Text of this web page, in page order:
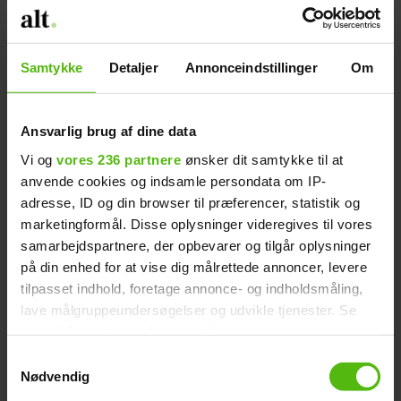
Samtykke Detaljer Annonceindstillinger Om
Ansvarlig brug af dine data
Vi og vores 236 partnere ønsker dit samtykke til at
anvende cookies og indsamle persondata om IP-
adresse, ID og din browser til præferencer, statistik og
marketingformål. Disse oplysninger videregives til vores
samarbejdspartnere, der opbevarer og tilgår oplysninger
på din enhed for at vise dig målrettede annoncer, levere
tilpasset indhold, foretage annonce- og indholdsmåling,
lave målgruppeundersøgelser og udvikle tjenester. Se
tilbage eller ændre indstillinger fra vores
"Cookiedeklaration", eller ved at trykke på "Privacy
Nødvendig
er det for ham. Han kan ikke være venner
med en, han stadigvæk har kærestefølelser
for. Men det er udelukket, at vi bliver
kærester igen. Det lyder så hårdt, men jeg
er gladere uden, slår hun fast.
Læs også:
‘Bryggen’-Didde taler ud
efter bruddet
SE VIDEOEN: Fie Laursen bliver skidt i
hovedet
Aldersforskellen
store aldersforskel skabte problemer for